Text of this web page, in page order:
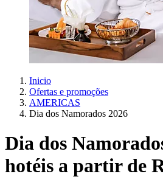
Inicio
Ofertas e promoções
AMERICAS
Dia dos Namorados 2026
Dia dos
hotéis a partir de